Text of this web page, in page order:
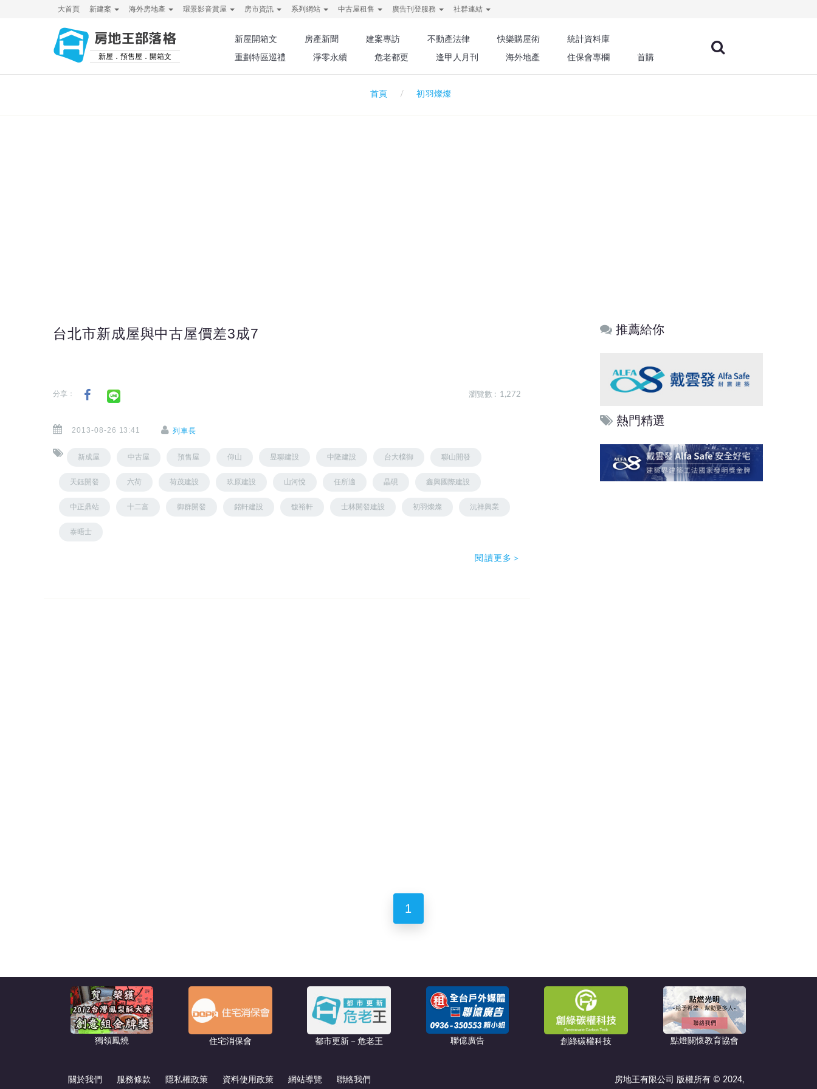
大首頁 新建案 海外房地產 環景影音賞屋 房市資訊 系列網站 中古屋租售 廣告刊登服務 社群連結
房地王部落格
新屋．預售屋．開箱文
新屋開箱文 房產新聞 建案專訪 不動產法律 快樂購屋術
統計資料庫
重劃特區巡禮
淨零永續 危老都更 逢甲人月刊 海外地產 住保會專欄 首購
首頁 初羽燦燦
台北市新成屋與中古屋價差3成7
分享： 瀏覽數 : 1,272
2013-08-26 13:41 列車長
新成屋 中古屋 預售屋 仰山 昱聯建設 中隆建設 台大樸御 聯山開發
天鈺開發 六荷 荷茂建設 玖原建設 山河悅 任所適 晶硯 鑫興國際建設
中正鼎站 十二富 御群開發 銘軒建設 馥裕軒 士林開發建設 初羽燦燦 沅祥興業
泰晤士
閱讀更多＞
推薦給你
熱門精選
1
獨領鳳燒 住宅消保會 都市更新－危老王 聯億廣告 創綠碳權科技 點燈關懷教育協會
關於我們 服務條款 隱私權政策 資料使用政策 網站導覽 聯絡我們 房地王有限公司 版權所有 © 2024,